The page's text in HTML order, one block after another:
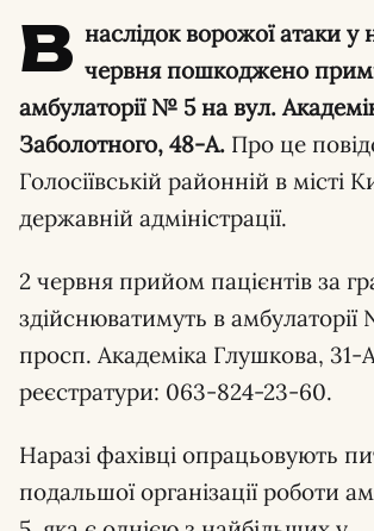
В наслідок ворожої атаки у
червня пошкоджено
амбулаторії № 5 на вул.
Заболотного, 48-А. Про це
Голосіївській районній в місті
державній адміністрації.
2 червня прийом пацієнтів за
здійснюватимуть в
просп. Академіка Глушкова,
реєстратури: 063-824-23-60.
Наразі фахівці опрацьовують
подальшої організації роботи